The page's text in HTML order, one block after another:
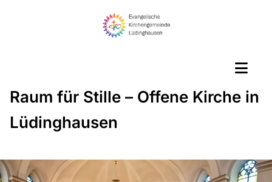
Raum für Stille – Offene Kirche in
Lüdinghausen